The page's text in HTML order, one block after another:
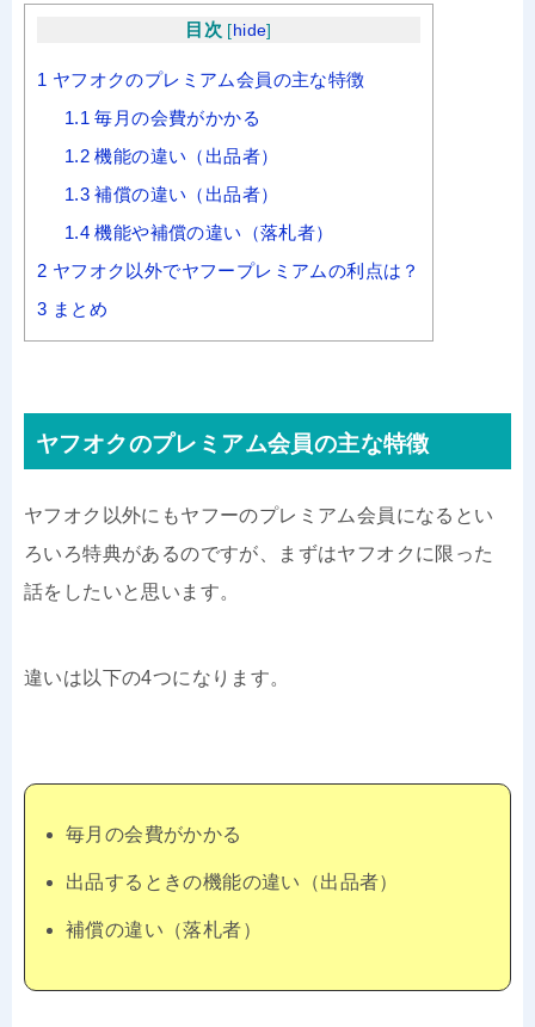
目次 [hide]
1 ヤフオクのプレミアム会員の主な特徴
1.1 毎月の会費がかかる
1.2 機能の違い（出品者）
1.3 補償の違い（出品者）
1.4 機能や補償の違い（落札者）
2 ヤフオク以外でヤフープレミアムの利点は？
3 まとめ
ヤフオクのプレミアム会員の主な特徴
ヤフオク以外にもヤフーのプレミアム会員になるとい
ろいろ特典があるのですが、まずはヤフオクに限った
話をしたいと思います。
違いは以下の4つになります。
毎月の会費がかかる
出品するときの機能の違い（出品者）
補償の違い（落札者）